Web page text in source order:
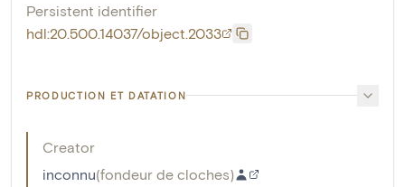
Persistent identifier
hdl:20.500.14037/object.2033
PRODUCTION ET DATATION
Creator
inconnu(fondeur de cloches)